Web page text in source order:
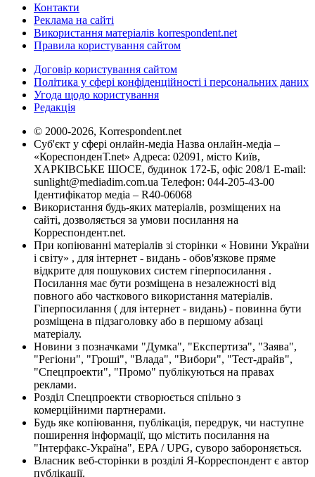
Контакти
Реклама на сайті
Використання матеріалів korrespondent.net
Правила користування сайтом
Договір користування сайтом
Політика у сфері конфіденційності і персональних даних
Угода щодо користування
Редакція
© 2000-2026, Korrespondent.net
Суб'єкт у сфері онлайн-медіа Назва онлайн-медіа –
«КореспонденТ.net» Адреса: 02091, місто Київ,
ХАРКІВСЬКЕ ШОСЕ, будинок 172-Б, офіс 208/1 E-mail:
sunlight@mediadim.com.ua Телефон: 044-205-43-00
Ідентифікатор медіа – R40-06068
Використання будь-яких матеріалів, розміщених на
сайті, дозволяється за умови посилання на
Корреспондент.net.
При копіюванні матеріалів зі сторінки « Новини України
і світу» , для інтернет - видань - обов'язкове пряме
відкрите для пошукових систем гіперпосилання .
Посилання має бути розміщена в незалежності від
повного або часткового використання матеріалів.
Гіперпосилання ( для інтернет - видань) - повинна бути
розміщена в підзаголовку або в першому абзаці
матеріалу.
Новини з позначками "Думка", "Експертиза", "Заява",
"Регіони", "Гроші", "Влада", "Вибори", "Тест-драйв",
"Спецпроекти", "Промо" публікуються на правах
реклами.
Розділ Спецпроекти створюється спільно з
комерційними партнерами.
Будь яке копіювання, публікація, передрук, чи наступне
поширення інформації, що містить посилання на
"Інтерфакс-Україна", EPA / UPG, суворо забороняється.
Власник веб-сторінки в розділі Я-Корреспондент є автор
публікації.